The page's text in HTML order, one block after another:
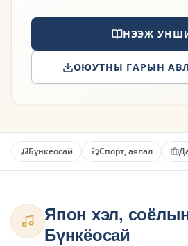
НЭЭЖ
ОЮУТНЫ ГАРЫН
Бүнкёосай Спорт, аялал
Япон хэл,
Бүнкёосай